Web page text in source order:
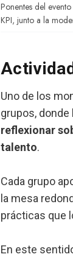
Ponentes del
KPI, junto a la
Uno de los
grupos,
reflexionar
talento.
Cada grupo
la mesa
prácticas que
En este